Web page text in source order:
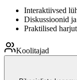
Interaktiivsed
Diskussioonid
Praktilised
Koolitajad